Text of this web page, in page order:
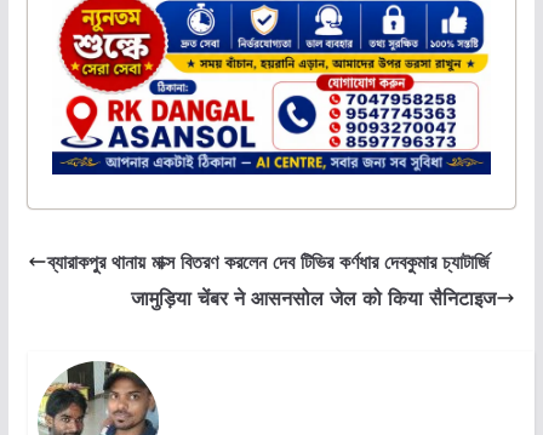
ব্যারাকপুর থানায় মাক্স বিতরণ করলেন দেব টিভির কর্ণধার দেবকুমার চ্যাটার্জি
जामुड़िया चेंबर ने आसनसोल जेल को किया सैनिटाइज